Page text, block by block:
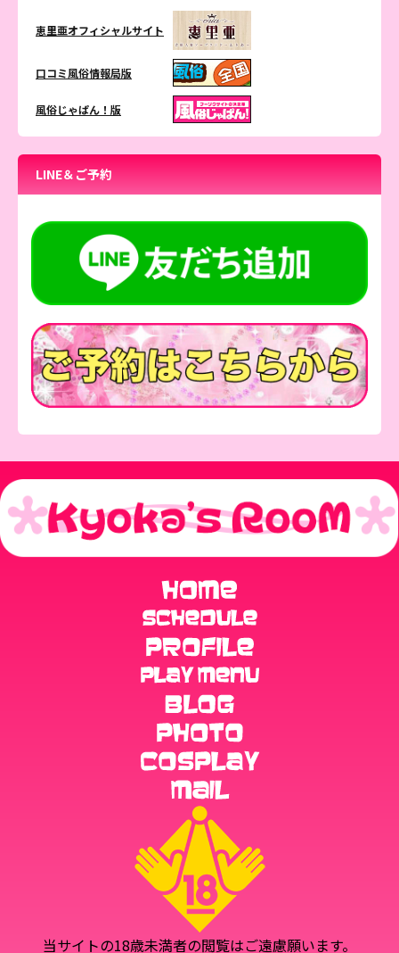
恵里亜オフィシャルサイト
口コミ風俗情報局版
風俗じゃぱん！版
LINE＆ご予約
当サイトの18歳未満者の閲覧はご遠慮願います。